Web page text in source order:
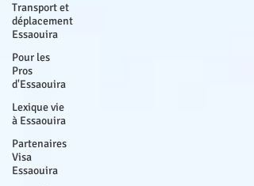
Transport et
déplacement
Essaouira
Pour les
Pros
d'Essaouira
Lexique vie
à Essaouira
Partenaires
Visa
Essaouira